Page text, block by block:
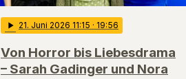
play_arrow 21. Juni 2026 11:15 · 19:56
Von Horror bis Liebesdrama
– Sarah Gadinger und Nora